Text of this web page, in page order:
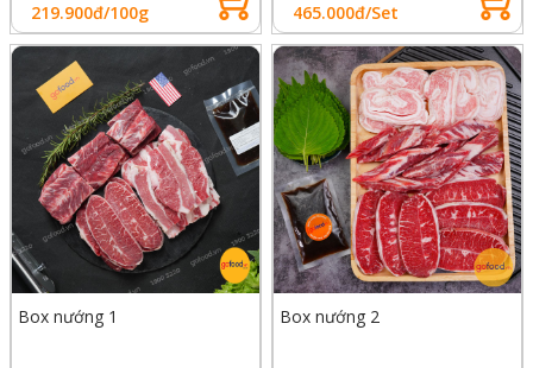
219.900đ/100g 465.000đ/Set
Box nướng 1 Box nướng 2